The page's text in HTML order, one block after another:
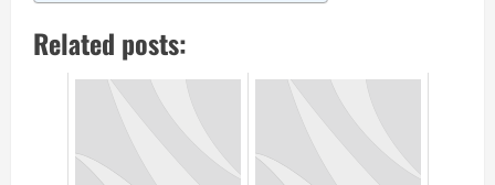
Related posts: